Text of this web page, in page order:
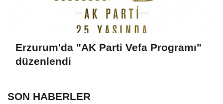
Erzurum'da "AK Parti Vefa Programı"
düzenlendi
SON HABERLER